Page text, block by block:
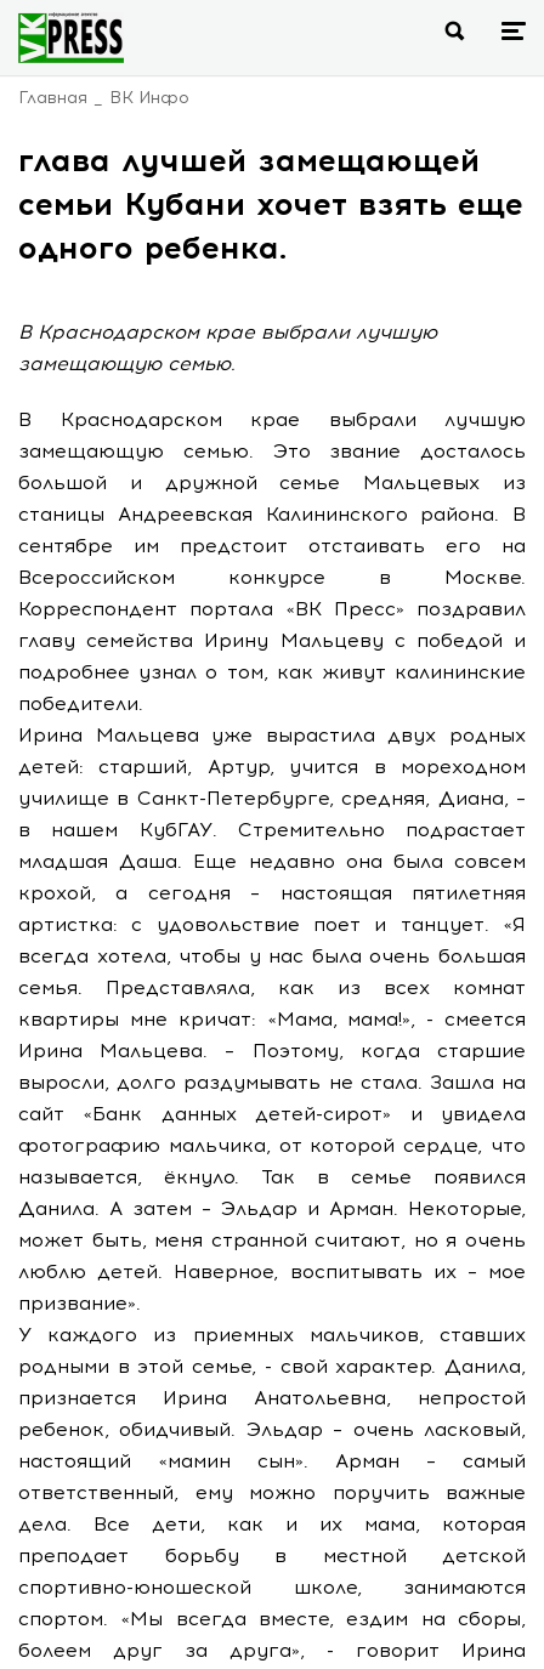
Главная ВК Инфо
глава лучшей замещающей
семьи Кубани хочет взять еще
одного ребенка.
В Краснодарском крае выбрали лучшую
замещающую семью.
В Краснодарском крае выбрали лучшую
замещающую семью. Это звание досталось
большой и дружной семье Мальцевых из
станицы Андреевская Калининского района. В
сентябре им предстоит отстаивать его на
Всероссийском конкурсе в Москве.
Корреспондент портала «ВК Пресс» поздравил
главу семейства Ирину Мальцеву с победой и
подробнее узнал о том, как живут калининские
победители.
Ирина Мальцева уже вырастила двух родных
детей: старший, Артур, учится в мореходном
училище в Санкт-Петербурге, средняя, Диана, –
в нашем КубГАУ. Стремительно подрастает
младшая Даша. Еще недавно она была совсем
крохой, а сегодня – настоящая пятилетняя
артистка: с удовольствие поет и танцует. «Я
всегда хотела, чтобы у нас была очень большая
семья. Представляла, как из всех комнат
квартиры мне кричат: «Мама, мама!», - смеется
Ирина Мальцева. – Поэтому, когда старшие
выросли, долго раздумывать не стала. Зашла на
сайт «Банк данных детей-сирот» и увидела
фотографию мальчика, от которой сердце, что
называется, ёкнуло. Так в семье появился
Данила. А затем – Эльдар и Арман. Некоторые,
может быть, меня странной считают, но я очень
люблю детей. Наверное, воспитывать их – мое
призвание».
У каждого из приемных мальчиков, ставших
родными в этой семье, - свой характер. Данила,
признается Ирина Анатольевна, непростой
ребенок, обидчивый. Эльдар – очень ласковый,
настоящий «мамин сын». Арман – самый
ответственный, ему можно поручить важные
дела. Все дети, как и их мама, которая
преподает борьбу в местной детской
спортивно-юношеской школе, занимаются
спортом. «Мы всегда вместе, ездим на сборы,
болеем друг за друга», - говорит Ирина